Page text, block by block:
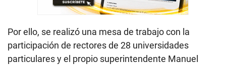
Por ello, se realizó una mesa de trabajo con la
participación de rectores de 28 universidades
particulares y el propio superintendente Manuel